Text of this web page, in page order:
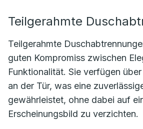
Teilgerahmte
Teilgerahmte
guten Kompromiss zwischen
Funktionalität. Sie verfügen
an der Tür, was eine
gewährleistet, ohne dabei auf
Erscheinungsbild zu verzichten.